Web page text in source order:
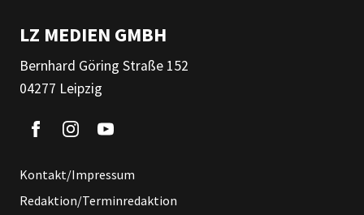
LZ MEDIEN GMBH
Bernhard Göring Straße 152
04277 Leipzig
Kontakt/Impressum
Redaktion/Terminredaktion